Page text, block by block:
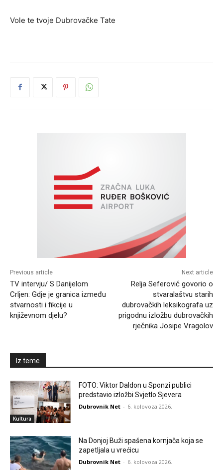
Vole te tvoje Dubrovačke Tate
Previous article
TV intervju/ S Danijelom
Crljen: Gdje je granica između
stvarnosti i fikcije u
književnom djelu?
Next article
Relja Seferović govorio o
stvaralaštvu starih
dubrovačkih leksikografa uz
prigodnu izložbu dubrovačkih
rječnika Josipe Vragolov
Iz teme
Kultura
FOTO: Viktor Daldon u Sponzi publici
predstavio izložbi Svjetlo Sjevera
Dubrovnik Net - 6. kolovoza 2026.
Na Donjoj Buži spašena kornjača koja se
zapetljala u vrećicu
Dubrovnik Net - 6. kolovoza 2026.